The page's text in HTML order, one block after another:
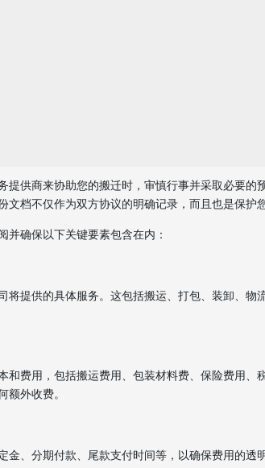
提供商来协助您的搬迁时，审慎行事并采取必要
文档不仅作为双方协议的明确记录，而且也是保护
并确保以下关键要素包含在内：
将提供的具体服务。这包括搬运、打包、装卸、
和费用，包括搬运费用、包装材料费、保险费用
额外收费。
金、分期付款、尾款支付时间等，以确保费用的透